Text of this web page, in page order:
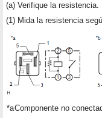
(a) Verifique la resistencia.
(1) Mida la resistencia
*aComponente no